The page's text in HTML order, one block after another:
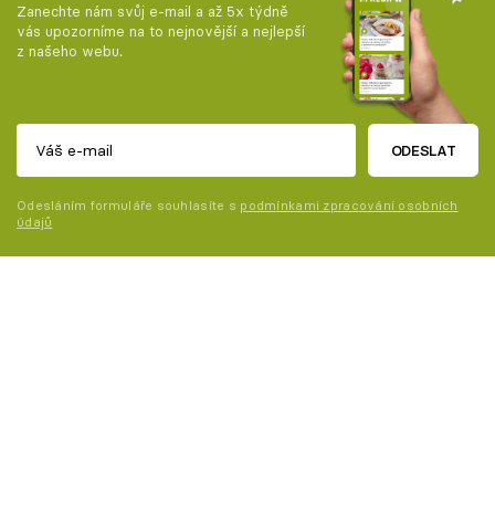
Zanechte nám svůj e-mail a až 5x týdně
vás upozorníme na to nejnovější a nejlepší
z našeho webu.
ODESLAT
Odesláním formuláře souhlasíte s podmínkami zpracování osobních
údajů